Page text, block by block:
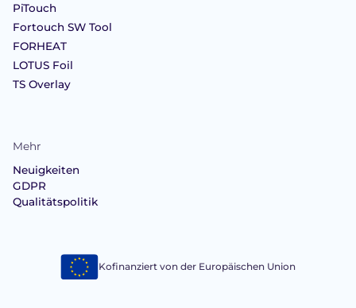
PiTouch
Fortouch SW Tool
FORHEAT
LOTUS Foil
TS Overlay
Mehr
Neuigkeiten
GDPR
Qualitätspolitik
Kofinanziert von der Europäischen Union